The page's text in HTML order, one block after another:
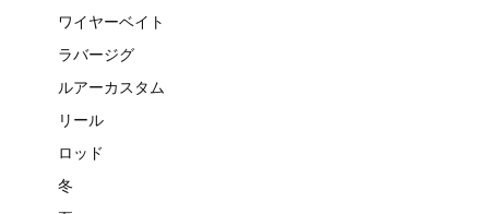
ワイヤーベイト
ラバージグ
ルアーカスタム
リール
ロッド
冬